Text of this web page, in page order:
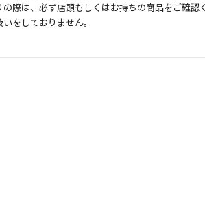
の際は、必ず店頭もしくはお持ちの商品をご確認
をしておりません。